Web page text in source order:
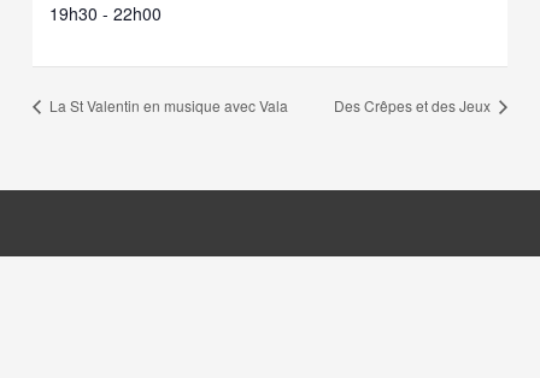
19h30 - 22h00
La St Valentin en musique avec Vala Des Crêpes et des Jeux